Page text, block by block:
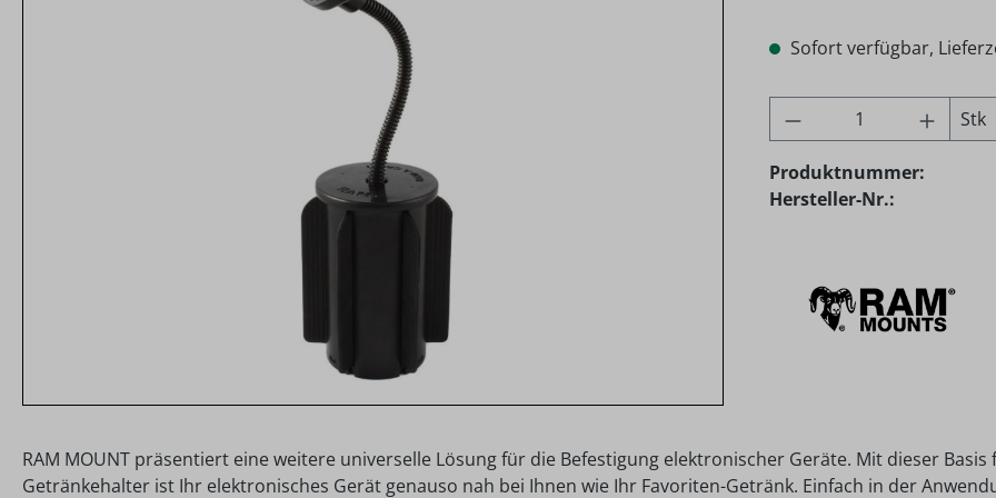
Sofort verfügbar,
Produkt Anzahl:
Stk
Produktnummer:
Hersteller-Nr.:
RAM MOUNT präsentiert eine weitere universelle Lösung für die Befestigung elektronischer Geräte. Mit dieser Basis
Getränkehalter ist Ihr elektronisches Gerät genauso nah bei Ihnen wie Ihr Favoriten-Getränk. Einfach in der